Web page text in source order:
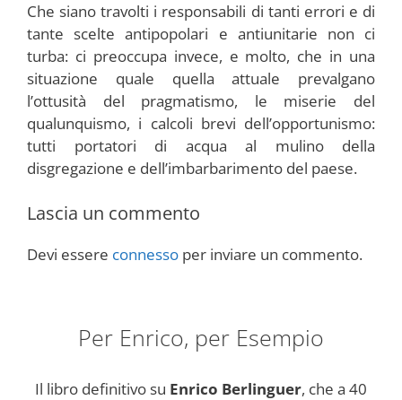
Che siano travolti i responsabili di tanti errori e di
tante scelte antipopolari e antiunitarie non ci
turba: ci preoccupa invece, e molto, che in una
situazione quale quella attuale prevalgano
l’ottusità del pragmatismo, le miserie del
qualunquismo, i calcoli brevi dell’opportunismo:
tutti portatori di acqua al mulino della
disgregazione e dell’imbarbarimento del paese.
Lascia un commento
Devi essere connesso per inviare un commento.
Per Enrico, per Esempio
Il libro definitivo su Enrico Berlinguer, che a 40